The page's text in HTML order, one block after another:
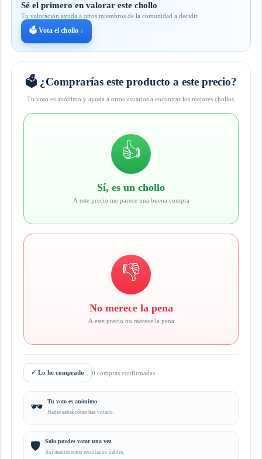
Sé el primero en valorar este chollo
Tu valoración ayuda a otros miembros de la comunidad a decidir.
🗳️ Vota el chollo ↓
🗳️ ¿Comprarías este producto a este precio?
Tu voto es anónimo y ayuda a otros usuarios a encontrar los mejores chollos.
👍
Sí, es un chollo
A este precio me parece una buena compra
👎
No merece la pena
A este precio no merece la pena
✓ Lo he comprado 0 compras confirmadas
🕶️ Tu voto es anónimo
Nadie sabrá cómo has votado.
🛡️ Solo puedes votar una vez
Así mantenemos resultados fiables.